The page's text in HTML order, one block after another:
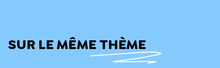
SUR LE MÊME THÈME